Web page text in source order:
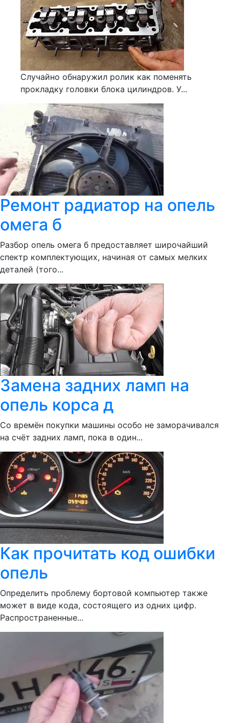
Случайно обнаружил ролик как поменять
прокладку головки блока цилиндров. У...
Ремонт радиатор на опель
омега б
Разбор опель омега б предоставляет широчайший
спектр комплектующих, начиная от самых мелких
деталей (того...
Замена задних ламп на
опель корса д
Со времён покупки машины особо не заморачивался
на счёт задних ламп, пока в один...
Как прочитать код ошибки
опель
Определить проблему бортовой компьютер также
может в виде кода, состоящего из одних цифр.
Распространенные...